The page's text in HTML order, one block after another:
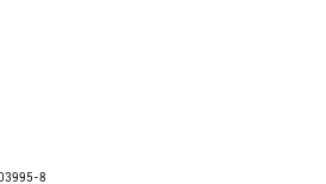
8